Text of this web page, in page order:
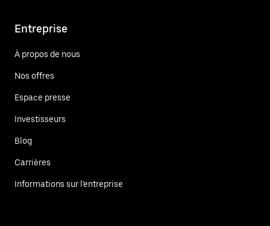
Entreprise
À propos de nous
Nos offres
Espace presse
Investisseurs
Blog
Carrières
Informations sur l'entreprise